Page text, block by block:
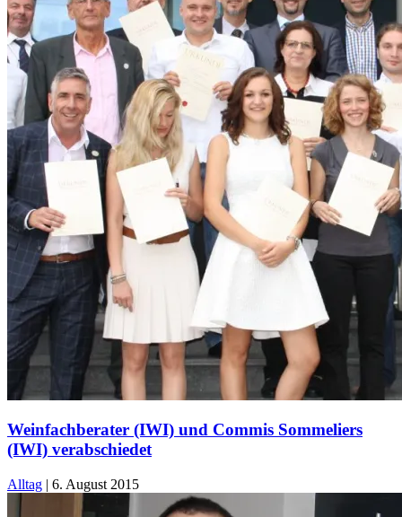
Weinfachberater (IWI) und Commis Sommeliers
(IWI) verabschiedet
Alltag | 6. August 2015